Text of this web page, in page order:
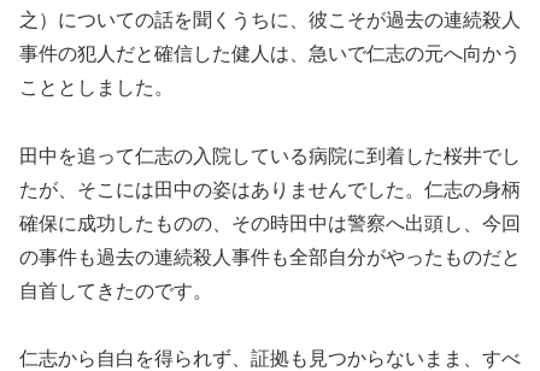
之）についての話を聞くうちに、彼こそが過去の連続殺人
事件の犯人だと確信した健人は、急いで仁志の元へ向かう
こととしました。
田中を追って仁志の入院している病院に到着した桜井でし
たが、そこには田中の姿はありませんでした。仁志の身柄
確保に成功したものの、その時田中は警察へ出頭し、今回
の事件も過去の連続殺人事件も全部自分がやったものだと
自首してきたのです。
仁志から自白を得られず、証拠も見つからないまま、すべ